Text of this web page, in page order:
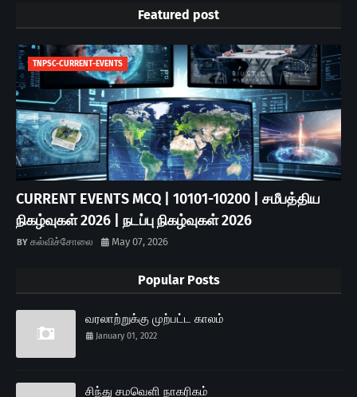
Featured post
TNPSC-CURRENT-EVENTS
CURRENT EVENTS MCQ | 10101-10200 | சமீபத்திய
நிகழ்வுகள் 2026 | நடப்பு நிகழ்வுகள் 2026
கல்விச்சோலை May 07, 2026
Popular Posts
வரலாற்றுக்கு முற்பட்ட காலம்
January 01, 2022
சிந்து சமவெளி நாகரிகம்